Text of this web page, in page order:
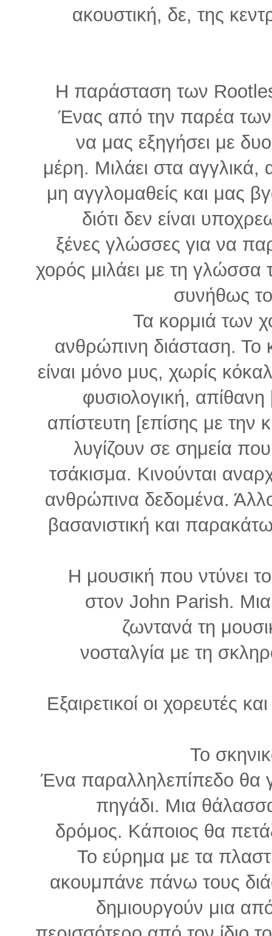
ακουστική, δε, της
Η παράσταση των
Ένας από την παρέα των
να μας εξηγήσει με
μέρη. Μιλάει στα αγγλικά,
μη αγγλομαθείς και μας
διότι δεν είναι
ξένες γλώσσες για να
χορός μιλάει με τη
συνήθως
Τα κορμιά των
ανθρώπινη διάσταση. Το
είναι μόνο μυς, χωρίς
φυσιολογική, απίθανη
απίστευτη [επίσης με την
λυγίζουν σε σημεία
τσάκισμα. Κινούνται
ανθρώπινα δεδομένα.
βασανιστική και
Η μουσική που ντύνει
στον John Parish.
ζωντανά τη
νοσταλγία με τη
Εξαιρετικοί οι χορευτές
Το
Ένα παραλληλεπίπεδο θα
πηγάδι. Μια
δρόμος. Κάποιος θα
Το εύρημα με τα
ακουμπάνε πάνω τους
δημιουργούν μια